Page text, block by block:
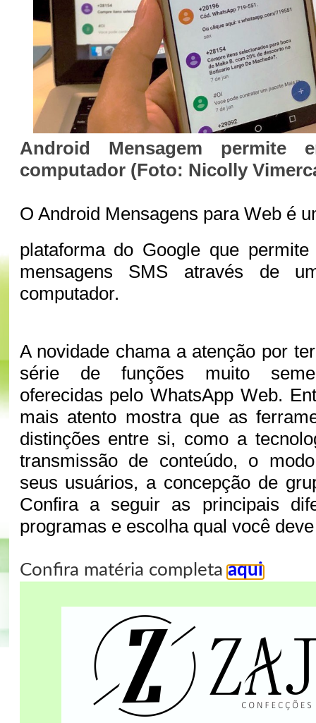
Android Mensagem permite
computador (Foto: Nicolly
O Android Mensagens para Web é
plataforma do Google que
mensagens SMS através de
computador.
A novidade chama a atenção por
série de funções muito
oferecidas pelo WhatsApp Web.
mais atento mostra que as
distinções entre si, como a
transmissão de conteúdo, o
seus usuários, a concepção de
Confira a seguir as principais
programas e escolha qual você
Confira matéria completa aqui